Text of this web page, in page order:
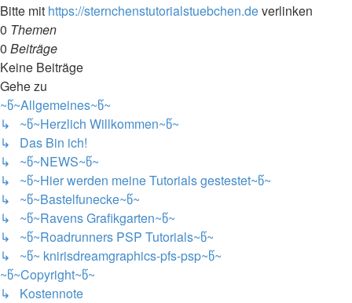
Bitte mit https://sternchenstutorialstuebchen.deverlinken
0 Themen
0 Beiträge
Keine Beiträge
Gehe zu
~წ~Allgemeines~წ~
↳ ~წ~Herzlich Willkommen~წ~
↳ Das Bin ich!
↳ ~წ~NEWS~წ~
↳ ~წ~Hier werden meine Tutorials gestestet~წ~
↳ ~წ~Bastelfunecke~წ~
↳ ~წ~Ravens Grafikgarten~წ~
↳ ~წ~Roadrunners PSP Tutorials~წ~
↳ ~წ~ knirisdreamgraphics-pfs-psp~წ~
~წ~Copyright~წ~
↳ Kostennote